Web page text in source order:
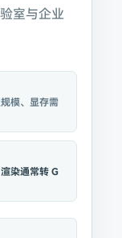
室与企业
模、显存需
染通常转 G